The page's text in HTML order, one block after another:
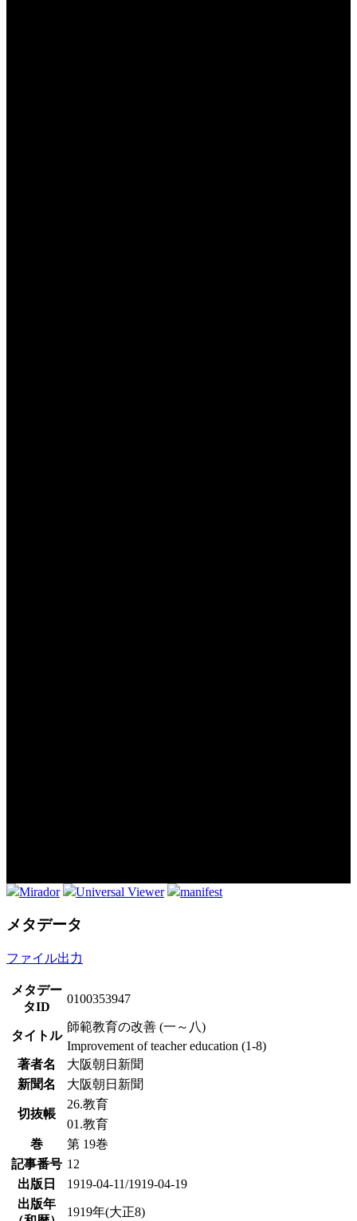
Mirador Universal Viewer manifest
メタデータ
ファイル出力
メタデー
タID
0100353947
タイトル
師範教育の改善 (一～八)
Improvement of teacher education (1-8)
著者名
大阪朝日新聞
新聞名
大阪朝日新聞
切抜帳
26.教育
01.教育
巻
第 19巻
記事番号 12
出版日
1919-04-11/1919-04-19
出版年
1919年(大正8)